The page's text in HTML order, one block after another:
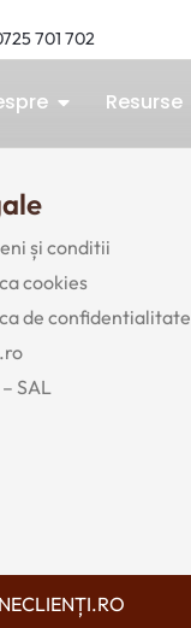
701 702
Resurse
și conditii
cookies
de confidentialitate
SAL